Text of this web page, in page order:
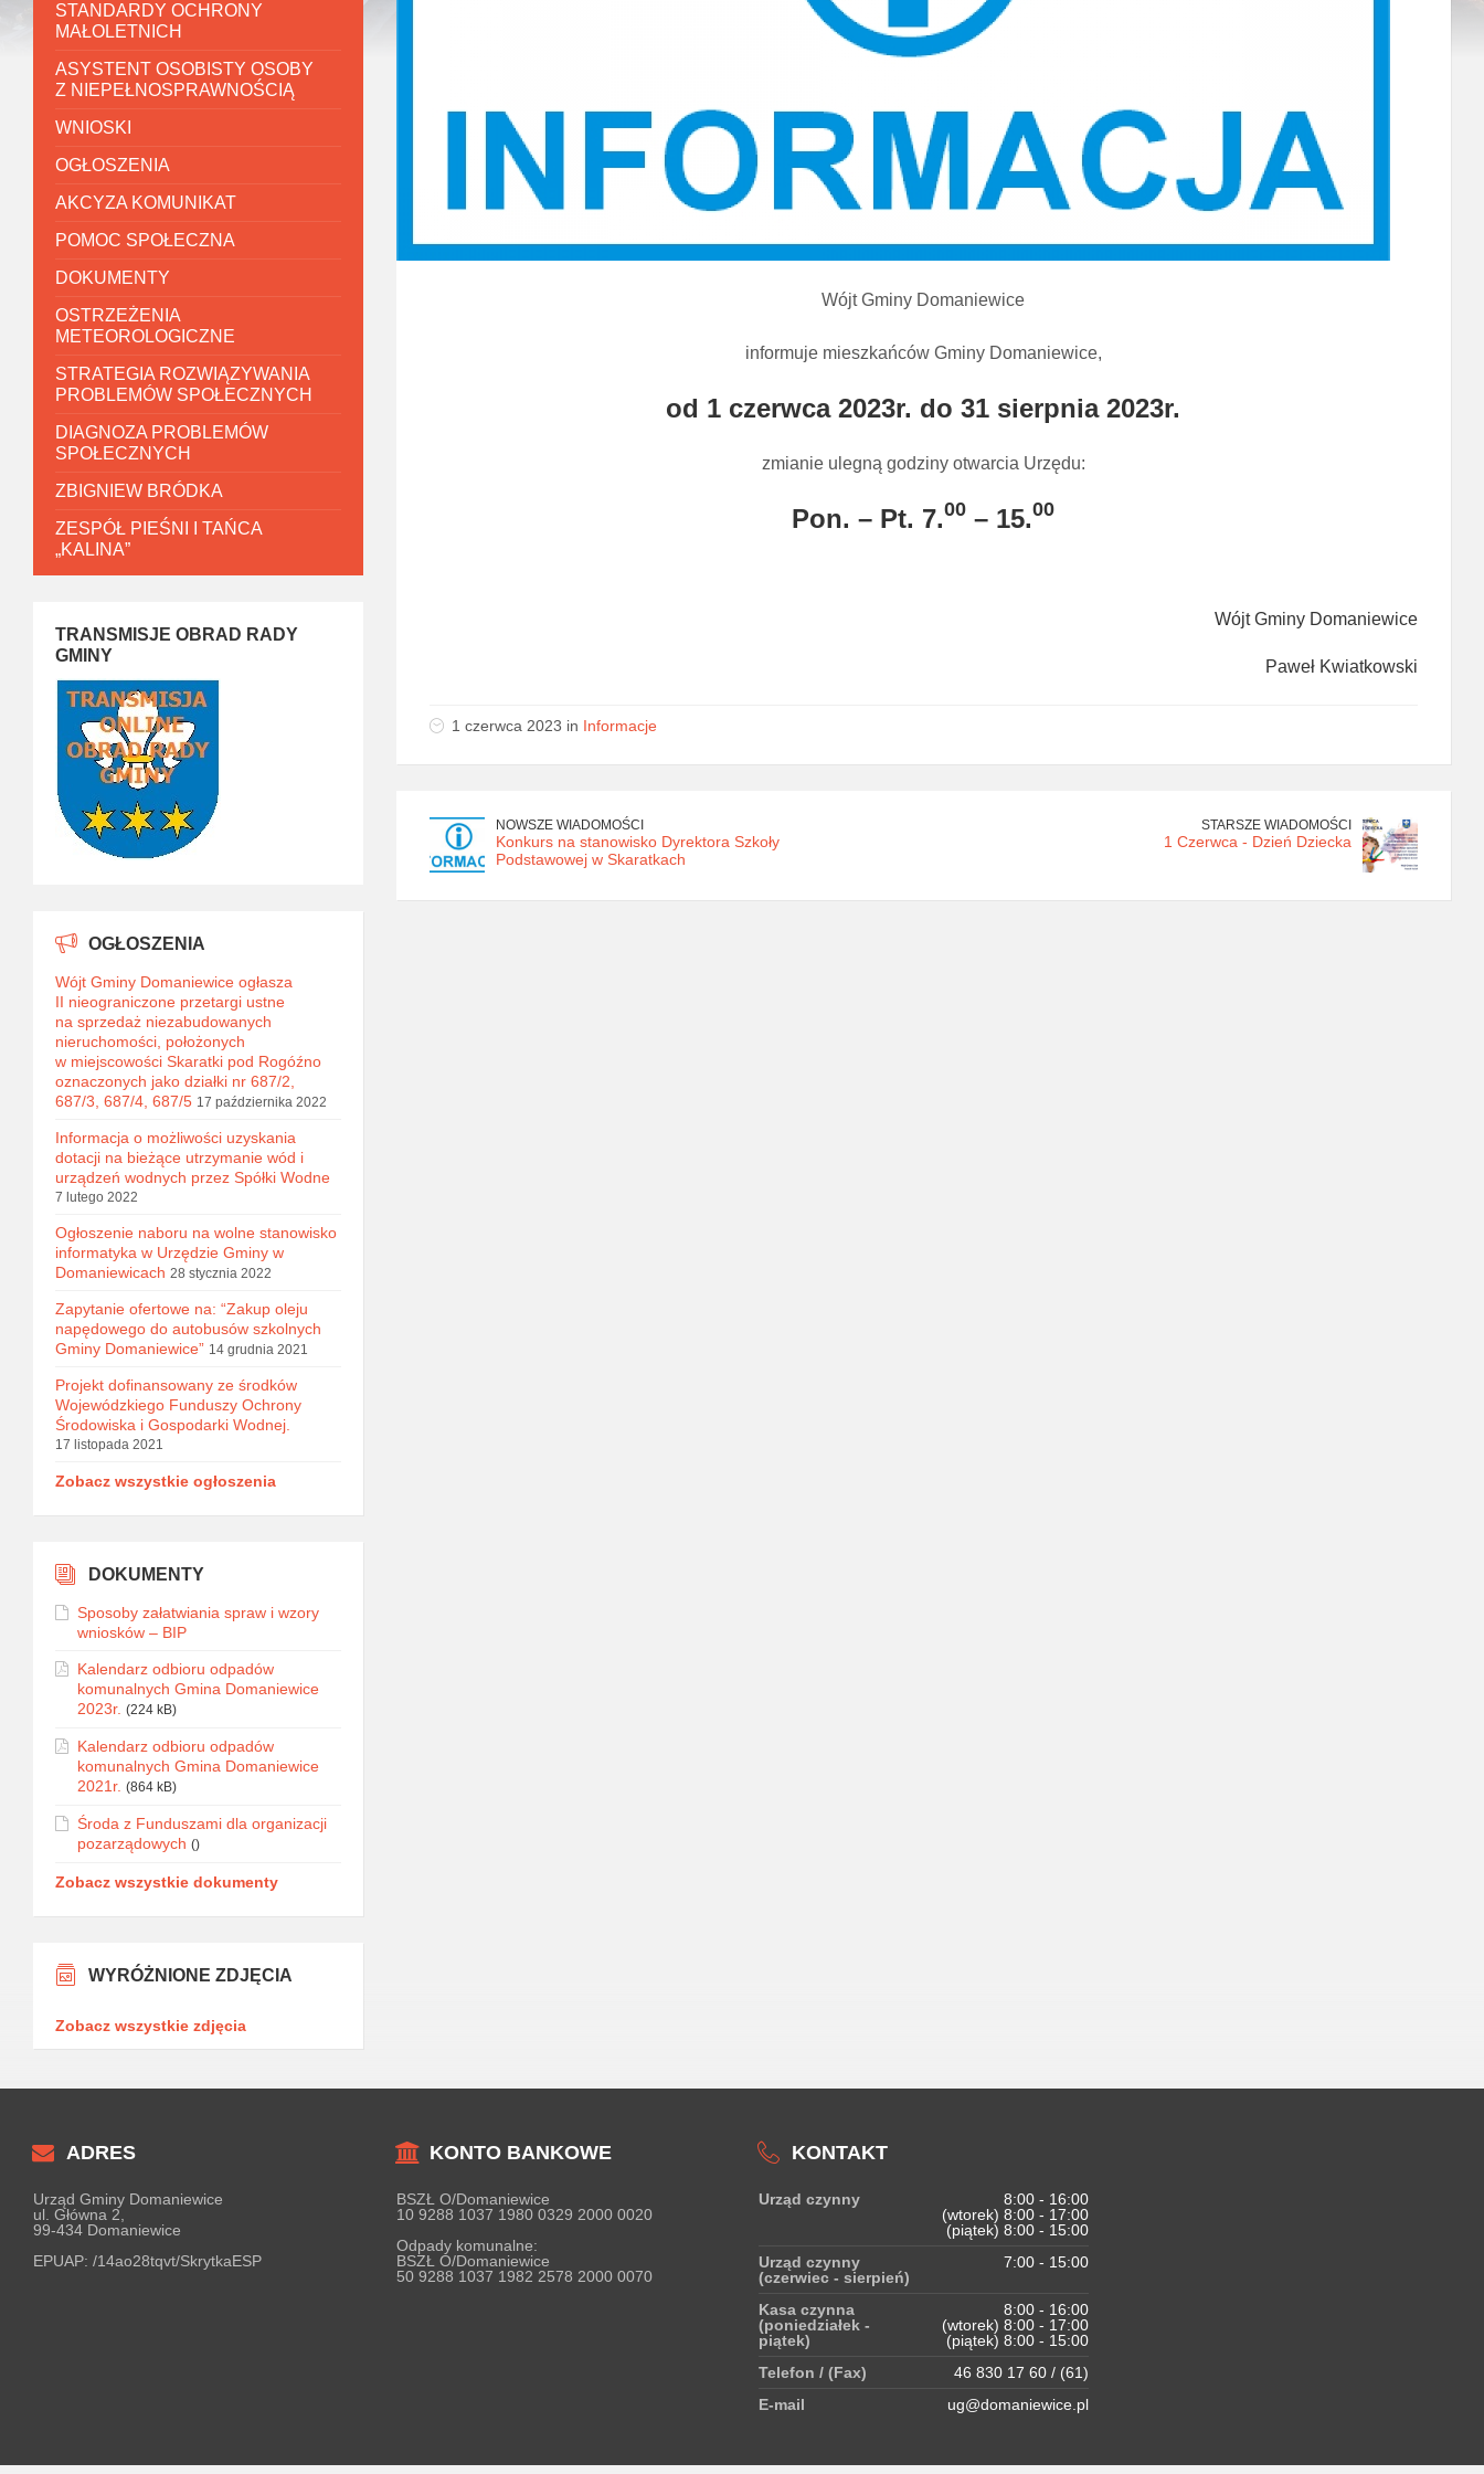
Wójt Gminy Domaniewice
informuje mieszkańców Gminy Domaniewice,
od 1 czerwca 2023r. do 31 sierpnia 2023r.
zmianie ulegną godziny otwarcia Urzędu:
Pon. – Pt. 7.00 – 15.00
Wójt Gminy Domaniewice
Paweł Kwiatkowski
1 czerwca 2023 in Informacje
NOWSZE WIADOMOŚCI
Konkurs na stanowisko Dyrektora Szkoły
Podstawowej w Skaratkach
STARSZE WIADOMOŚCI
1 Czerwca - Dzień Dziecka
STANDARDY OCHRONY
MAŁOLETNICH
ASYSTENT OSOBISTY OSOBY
Z NIEPEŁNOSPRAWNOŚCIĄ
WNIOSKI
OGŁOSZENIA
AKCYZA KOMUNIKAT
POMOC SPOŁECZNA
DOKUMENTY
OSTRZEŻENIA
METEOROLOGICZNE
STRATEGIA ROZWIĄZYWANIA
PROBLEMÓW SPOŁECZNYCH
DIAGNOZA PROBLEMÓW
SPOŁECZNYCH
ZBIGNIEW BRÓDKA
ZESPÓŁ PIEŚNI I TAŃCA
„KALINA”
TRANSMISJE OBRAD RADY
GMINY
OGŁOSZENIA
Wójt Gminy Domaniewice ogłasza
II nieograniczone przetargi ustne
na sprzedaż niezabudowanych
nieruchomości, położonych
w miejscowości Skaratki pod Rogóźno
oznaczonych jako działki nr 687/2,
687/3, 687/4, 687/5 17 października 2022
Informacja o możliwości uzyskania
dotacji na bieżące utrzymanie wód i
urządzeń wodnych przez Spółki Wodne
7 lutego 2022
Ogłoszenie naboru na wolne stanowisko
informatyka w Urzędzie Gminy w
Domaniewicach 28 stycznia 2022
Zapytanie ofertowe na: “Zakup oleju
napędowego do autobusów szkolnych
Gminy Domaniewice” 14 grudnia 2021
Projekt dofinansowany ze środków
Wojewódzkiego Funduszy Ochrony
Środowiska i Gospodarki Wodnej.
17 listopada 2021
Zobacz wszystkie ogłoszenia
DOKUMENTY
Sposoby załatwiania spraw i wzory
wniosków – BIP
Kalendarz odbioru odpadów
komunalnych Gmina Domaniewice
2023r. (224 kB)
Kalendarz odbioru odpadów
komunalnych Gmina Domaniewice
2021r. (864 kB)
Środa z Funduszami dla organizacji
pozarządowych ()
Zobacz wszystkie dokumenty
WYRÓŻNIONE ZDJĘCIA
Zobacz wszystkie zdjęcia
ADRES
Urząd Gminy Domaniewice
ul. Główna 2,
99-434 Domaniewice
EPUAP: /14ao28tqvt/SkrytkaESP
KONTO BANKOWE
BSZŁ O/Domaniewice
10 9288 1037 1980 0329 2000 0020
Odpady komunalne:
BSZŁ O/Domaniewice
50 9288 1037 1982 2578 2000 0070
KONTAKT
Urząd czynny
8:00 - 16:00
(wtorek) 8:00 - 17:00
(piątek) 8:00 - 15:00
Urząd czynny
(czerwiec - sierpień)
7:00 - 15:00
Kasa czynna
(poniedziałek -
piątek)
8:00 - 16:00
(wtorek) 8:00 - 17:00
(piątek) 8:00 - 15:00
Telefon / (Fax)
46 830 17 60 / (61)
E-mail
ug@domaniewice.pl